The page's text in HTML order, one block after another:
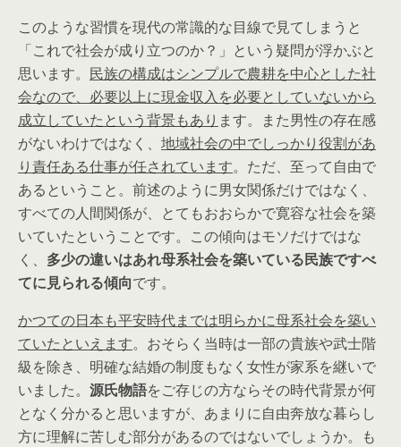
このような習慣を現代の常識的な目線で見てしまうと
「これで社会が成り立つのか？」という疑問が浮かぶと
思います。 民族の構成はシンプルで農耕を中心とした社
会なので、必要以上に現金収入を必要としていないから
成立していたという背景もあり ます。また男性の存在感
がないわけではなく、 地域社会の中でしっかり役割があ
り責任ある仕事が任されています。ただ、至って自由で
あるということ。前述のように男女関係だけではなく、
すべての人間関係が、とてもおおらかで寛容な社会を築
いていたということです。この傾向はモソだけではな
く、 多少の違いはあれ母系社会を築いている民族ですべ
てに見られる傾向です。
かつての日本も平安時代までは明らかに母系社会を築い
ていたといえます。おそらく当時は一部の貴族や武士階
級を除き、明確な結婚の制度もなく女性が家系を継いで
いました。 源氏物語をご存じの方ならその時代背景が何
となく分かると思いますが、あまりに自由奔放な暮らし
方に理解に苦しむ部分があるのではないでしょうか。も